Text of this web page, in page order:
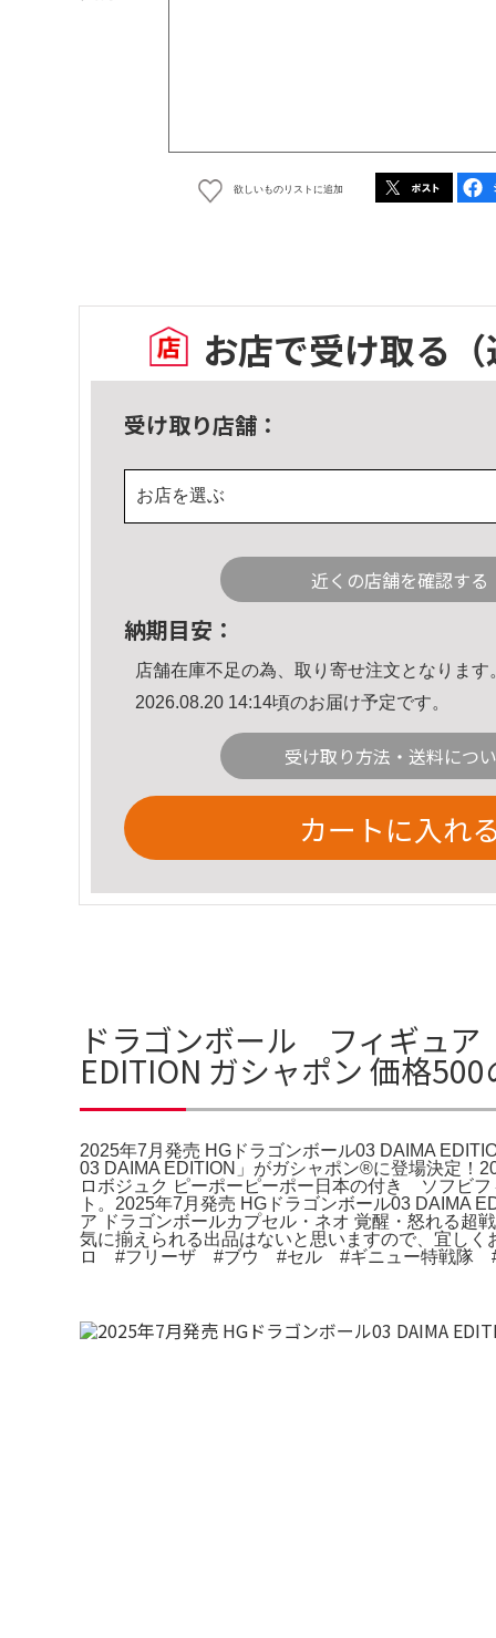
欲しいものリストに追加
お店で受け取る
受け取り店舗：
お店を選ぶ
近くの店舗を確認する
納期目安：
店舗在庫不足の為、取り寄せ注文となります
2026.08.20 14:14頃のお届け予定です。
受け取り方法・送料につ
カートに入れ
ドラゴンボール フィギュア
EDITION ガシャポン 価格
2025年7月発売 HGドラゴンボール03 DAIMA
03 DAIMA EDITION」がガシャポン®に登場決定
ロボジュク ピーポーピーポー日本の付き ソフビ
ト。2025年7月発売 HGドラゴンボール03 DAIMA
ア ドラゴンボールカプセル・ネオ 覚醒・怒れる超
気に揃えられる出品はないと思いますので、宜し
ロ #フリーザ #ブウ #セル #ギニュー特戦隊